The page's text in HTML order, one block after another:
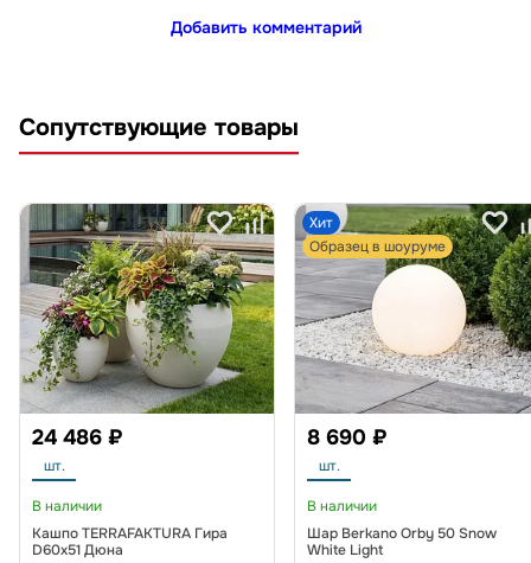
Добавить комментарий
Сопутствующие товары
24 486 ₽
шт.
В наличии
Кашпо TERRAFAKTURA Гира
D60х51 Дюна
Хит
Образец в шоуруме
8 690 ₽
шт.
В наличии
Шар Berkano Orby 50 Snow
White Light